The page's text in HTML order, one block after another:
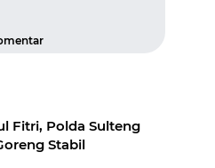
Fitri, Polda Sulteng
Stabil